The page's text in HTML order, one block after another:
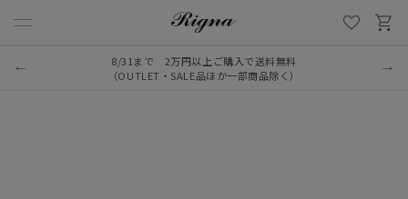
LINE新規追加でクーポンプレゼント
8/31まで 2万円以上ご購入で送料無料
（OUTLET・SALE品ほか一部商品除く）